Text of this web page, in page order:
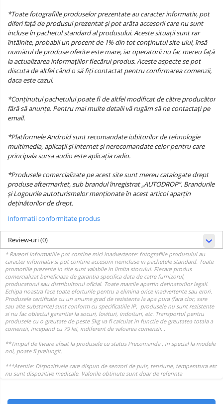
*Toate fotografiile produselor prezentate au caracter informativ, pot
diferi față de produsul prezentat și pot arăta accesorii care nu sunt
incluse în pachetul standard al produsului. Aceste situații sunt rar
întâlnite, probabil un procent de 1% din tot conținutul site-ului, însă
numărul de produse oferite este mare, iar operatorii nu fac mereu față
la actualizarea informațiilor fiecărui produs. Aceste aspecte se pot
discuta de altfel când o să fiți contactat pentru confirmarea comenzii,
daca este cazul.
*Conținutul pachetului poate fi de altfel modificat de către producător
fără să anunțe. Pentru mai multe detalii vă rugăm să ne contactați pe
email.
*Platformele Android sunt recomandate iubitorilor de tehnologie
multimedia, aplicații și internet și nerecomandate celor pentru care
principala sursa audio este aplicația radio.
*Produsele comercializate pe acest site sunt mereu catalogate drept
produse aftermarket, sub brandul înregistrat „AUTODROP”. Brandurile
și Logourile autoturismelor menționate în acest articol aparțin
deținătorilor de drept.
Informatii conformitate produs
Review-uri(0)